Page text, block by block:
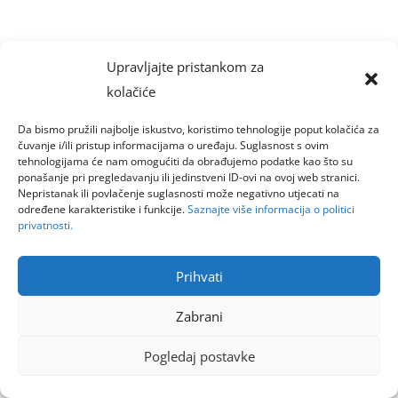
Upravljajte pristankom za
kolačiće
Da bismo pružili najbolje iskustvo, koristimo tehnologije poput kolačića za
čuvanje i/ili pristup informacijama o uređaju. Suglasnost s ovim
tehnologijama će nam omogućiti da obrađujemo podatke kao što su
ponašanje pri pregledavanju ili jedinstveni ID-ovi na ovoj web stranici.
Nepristanak ili povlačenje suglasnosti može negativno utjecati na
određene karakteristike i funkcije.Saznajte više informacija o politici
privatnosti.
Prihvati
Zabrani
Pogledaj postavke